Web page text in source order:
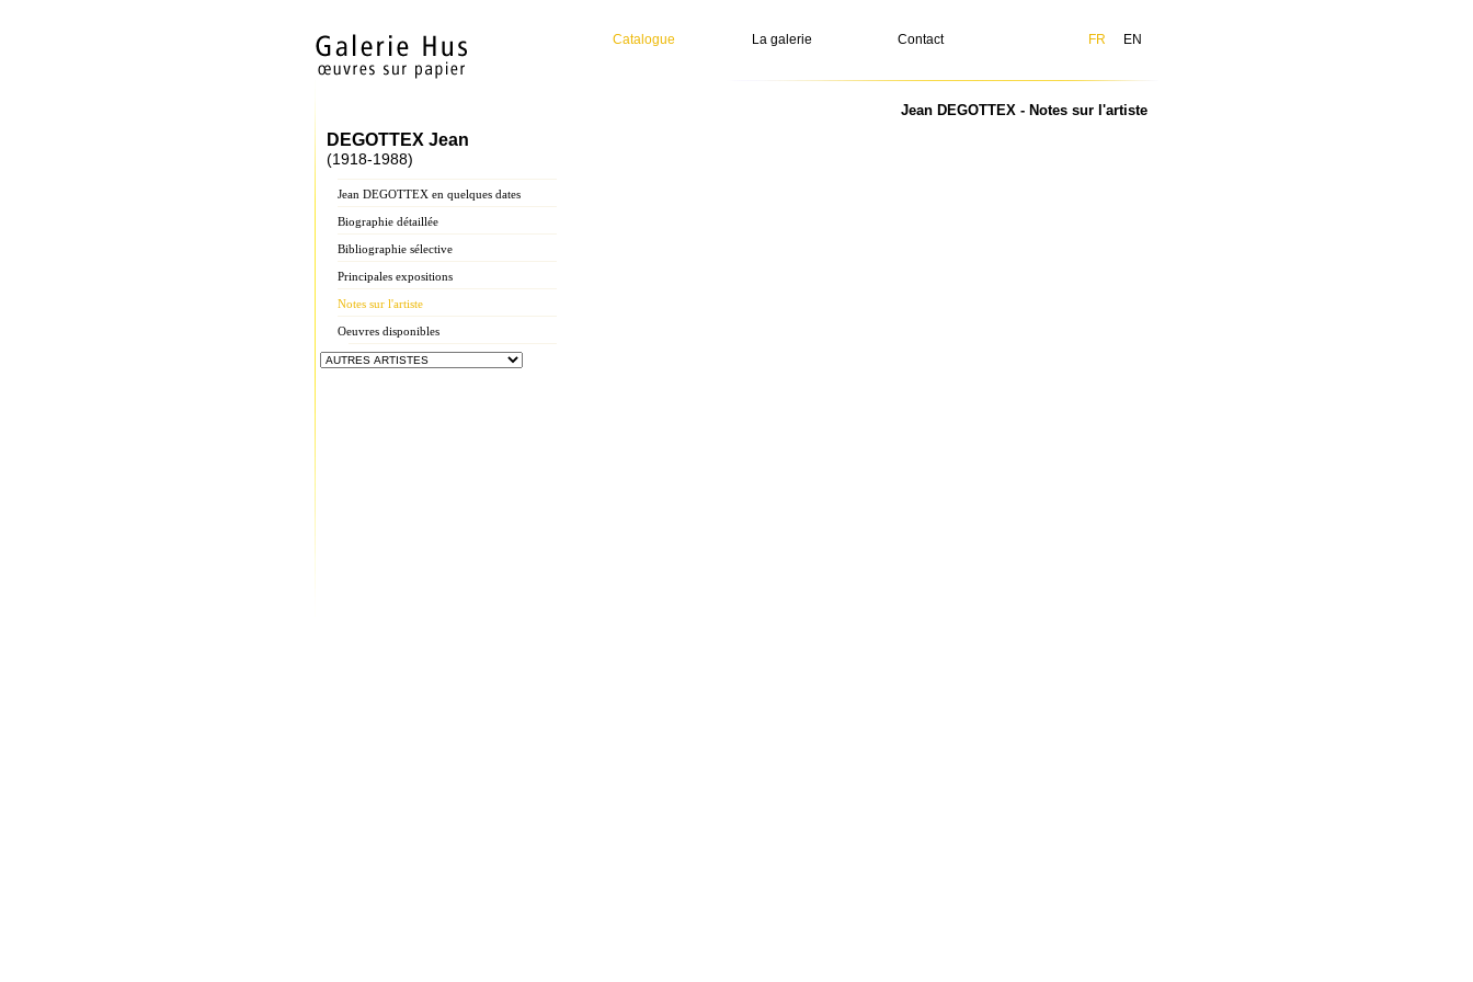
Catalogue La galerie Contact FR EN
DEGOTTEX Jean
(1918-1988)
Jean DEGOTTEX en quelques dates
Biographie détaillée
Bibliographie sélective
Principales expositions
Notes sur l'artiste
Oeuvres disponibles
Jean DEGOTTEX - Notes sur l'artiste